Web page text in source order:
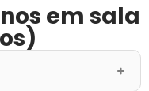
em sala